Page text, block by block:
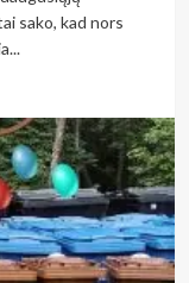
sako, kad nors